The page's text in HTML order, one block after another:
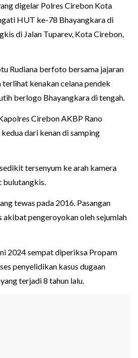
digelar Polres Cirebon Kota
HUT ke-78 Bhayangkara di
di Jalan Tuparev, Kota Cirebon,
Rudiana berfoto bersama jajaran
terlihat kenakan celana pendek
berlogo Bhayangkara di tengah.
Cirebon AKBP Rano
dari kenan di samping
tersenyum ke arah kamera
bulutangkis.
tewas pada 2016. Pasangan
akibat pengeroyokan oleh sejumlah
2024 sempat diperiksa Propam
penyelidikan kasus dugaan
terjadi 8 tahun lalu.